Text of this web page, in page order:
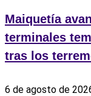
Maiquetía
terminales
tras los
6 de agosto de